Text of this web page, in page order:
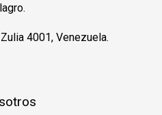
4001, Venezuela.